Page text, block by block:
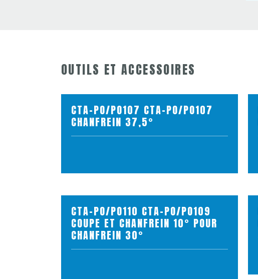
OUTILS ET ACCESSOIRES
CTA-PO/PO107 CTA-PO/PO107
CHANFREIN 37,5°
AJOUTER AU PANIER
CTA-PO/PO110 CTA-PO/PO109
COUPE ET CHANFREIN 10° POUR
CHANFREIN 30°